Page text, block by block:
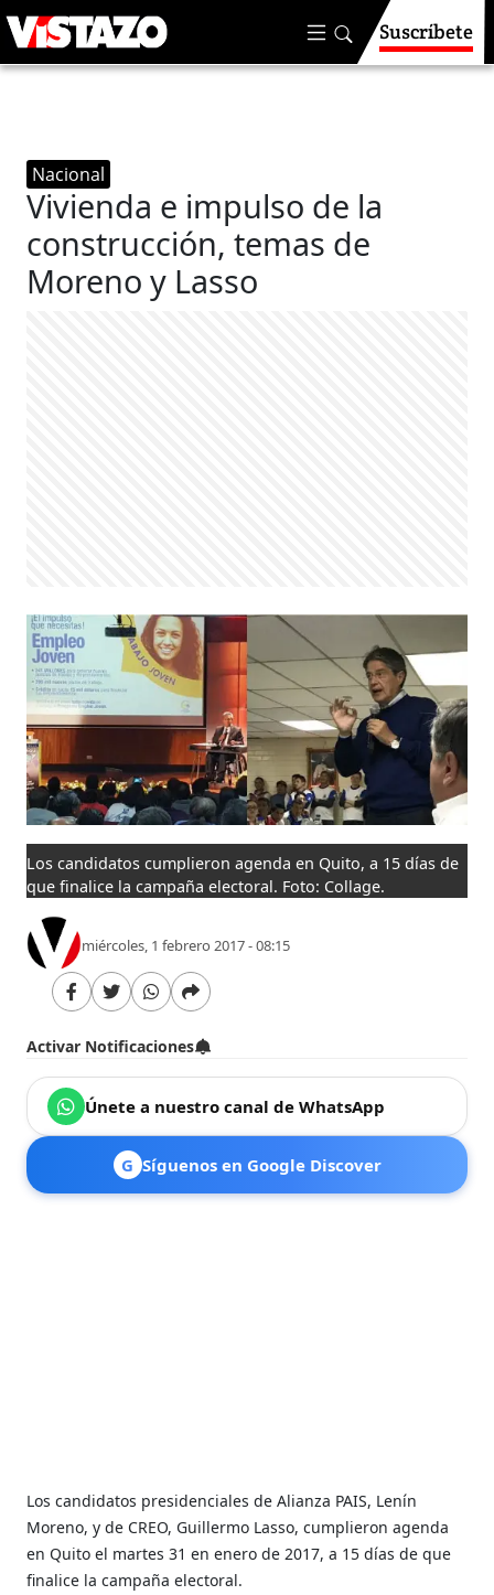
Suscríbete
Nacional
Vivienda e impulso de la
construcción, temas de
Moreno y Lasso
Los candidatos cumplieron agenda en Quito, a 15 días de
que finalice la campaña electoral. Foto: Collage.
miércoles, 1 febrero 2017 - 08:15
Activar Notificaciones
Únete a nuestro canal de WhatsApp
G Síguenos en Google Discover
Los candidatos presidenciales de Alianza PAIS, Lenín
Moreno, y de CREO, Guillermo Lasso, cumplieron agenda
en Quito el martes 31 en enero de 2017, a 15 días de que
finalice la campaña electoral.